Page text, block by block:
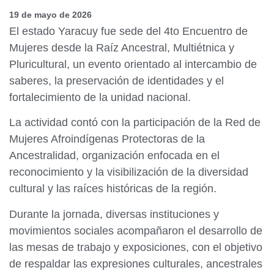
19 de mayo de 2026
El estado Yaracuy fue sede del 4to Encuentro de
Mujeres desde la Raíz Ancestral, Multiétnica y
Pluricultural, un evento orientado al intercambio de
saberes, la preservación de identidades y el
fortalecimiento de la unidad nacional.
La actividad contó con la participación de la Red de
Mujeres Afroindígenas Protectoras de la
Ancestralidad, organización enfocada en el
reconocimiento y la visibilización de la diversidad
cultural y las raíces históricas de la región.
Durante la jornada, diversas instituciones y
movimientos sociales acompañaron el desarrollo de
las mesas de trabajo y exposiciones, con el objetivo
de respaldar las expresiones culturales, ancestrales